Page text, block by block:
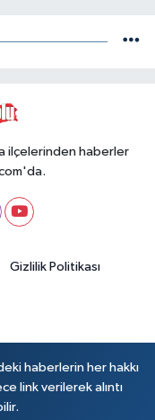
ilçelerinden haberler
Gizlilik Politikası
haberlerin her hakkı
link verilerek alıntı